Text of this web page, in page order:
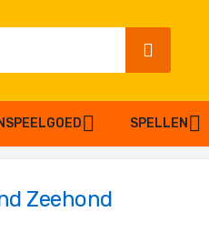
SEARCH
SPELLEN
Zeehond